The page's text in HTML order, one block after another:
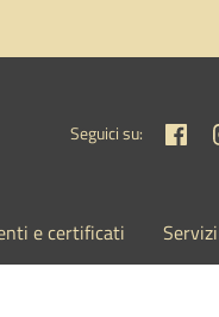
Seguici su:
e certificati